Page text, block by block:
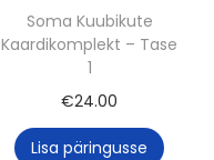
Soma Kuubikute
Kaardikomplekt – Tase
1
€24.00
Lisa päringusse